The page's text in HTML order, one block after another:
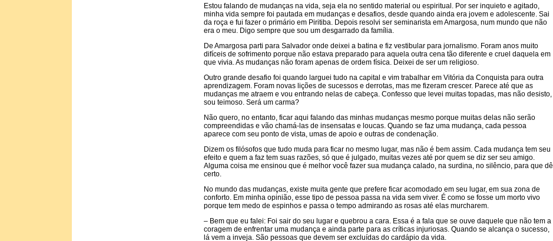
Estou falando de mudanças na vida, seja ela no sentido material ou espiritual. Por ser inquieto e agitado,
minha vida sempre foi pautada em mudanças e desafios, desde quando ainda era jovem e adolescente. Sai
da roça e fui fazer o primário em Piritiba. Depois resolvi ser seminarista em Amargosa, num mundo que não
era o meu. Digo sempre que sou um desgarrado da família.
De Amargosa parti para Salvador onde deixei a batina e fiz vestibular para jornalismo. Foram anos muito
difíceis de sofrimento porque não estava preparado para aquela outra cena tão diferente e cruel daquela em
que vivia. As mudanças não foram apenas de ordem física. Deixei de ser um religioso.
Outro grande desafio foi quando larguei tudo na capital e vim trabalhar em Vitória da Conquista para outra
aprendizagem. Foram novas lições de sucessos e derrotas, mas me fizeram crescer. Parece até que as
mudanças me atraem e vou entrando nelas de cabeça. Confesso que levei muitas topadas, mas não desisto,
sou teimoso. Será um carma?
Não quero, no entanto, ficar aqui falando das minhas mudanças mesmo porque muitas delas não serão
compreendidas e vão chamá-las de insensatas e loucas. Quando se faz uma mudança, cada pessoa
aparece com seu ponto de vista, umas de apoio e outras de condenação.
Dizem os filósofos que tudo muda para ficar no mesmo lugar, mas não é bem assim. Cada mudança tem seu
efeito e quem a faz tem suas razões, só que é julgado, muitas vezes até por quem se diz ser seu amigo.
Alguma coisa me ensinou que é melhor você fazer sua mudança calado, na surdina, no silêncio, para que dê
certo.
No mundo das mudanças, existe muita gente que prefere ficar acomodado em seu lugar, em sua zona de
conforto. Em minha opinião, esse tipo de pessoa passa na vida sem viver. É como se fosse um morto vivo
porque tem medo de espinhos e passa o tempo admirando as rosas até elas murcharem.
– Bem que eu falei: Foi sair do seu lugar e quebrou a cara. Essa é a fala que se ouve daquele que não tem a
coragem de enfrentar uma mudança e ainda parte para as críticas injuriosas. Quando se alcança o sucesso,
lá vem a inveja. São pessoas que devem ser excluídas do cardápio da vida.